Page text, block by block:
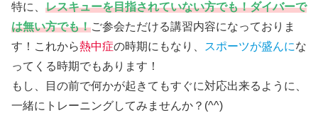
特に、 レスキューを目指されていない方でも！ダイバーで
は無い方でも！ご参会ただける講習内容になっておりま
す！これから熱中症の時期にもなり、 スポーツが盛んにな
ってくる時期でもあります！
もし、目の前で何かが起きてもすぐに対応出来るように、
一緒にトレーニングしてみませんか？(^^)